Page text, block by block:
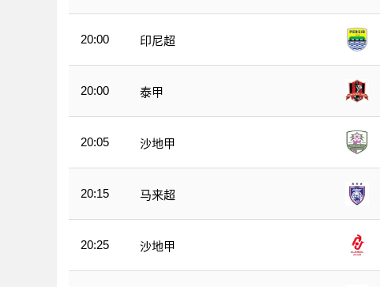
20:00 印尼超
20:00 泰甲
20:05 沙地甲
20:15 马来超
20:25 沙地甲